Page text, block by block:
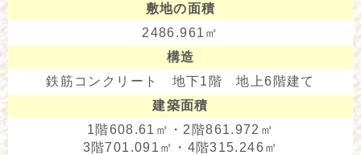
敷地の面積
2486.961㎡
構造
鉄筋コンクリート 地下1階 地上6階建て
建築面積
1階608.61㎡・2階861.972㎡
3階701.091㎡・4階315.246㎡